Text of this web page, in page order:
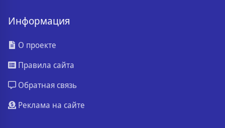
Информация
О проекте
Правила сайта
Обратная связь
Реклама на сайте